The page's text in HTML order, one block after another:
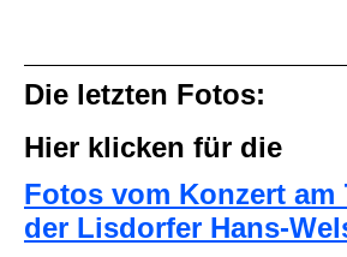
Die letzten Fotos:
Hier klicken für die
Fotos vom Konzert am
der Lisdorfer Hans-